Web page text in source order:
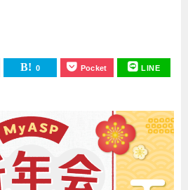
0 Pocket LINE